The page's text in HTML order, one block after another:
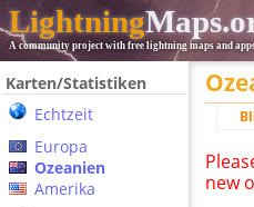
Lightning
A community project with free lightning maps and
Karten/Statistiken
Echtzeit
Europa
Ozeanien
Amerika
new